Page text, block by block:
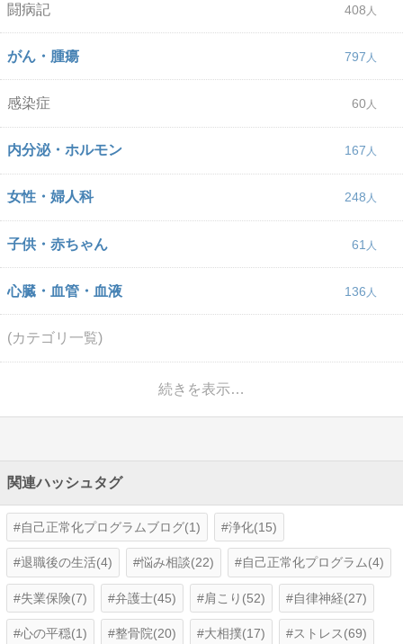
闘病記 408
がん・腫瘍 797
感染症 60
内分泌・ホルモン 167
女性・婦人科 248
子供・赤ちゃん 61
心臓・血管・血液 136
(カテゴリ一覧)
続きを表示…
関連ハッシュタグ
自己正常化プログラムブログ(1) 浄化(15)
退職後の生活(4) 悩み相談(22) 自己正常化プログラム(4)
失業保険(7) 弁護士(45) 肩こり(52) 自律神経(27)
心の平穏(1) 整骨院(20) 大相撲(17) ストレス(69)